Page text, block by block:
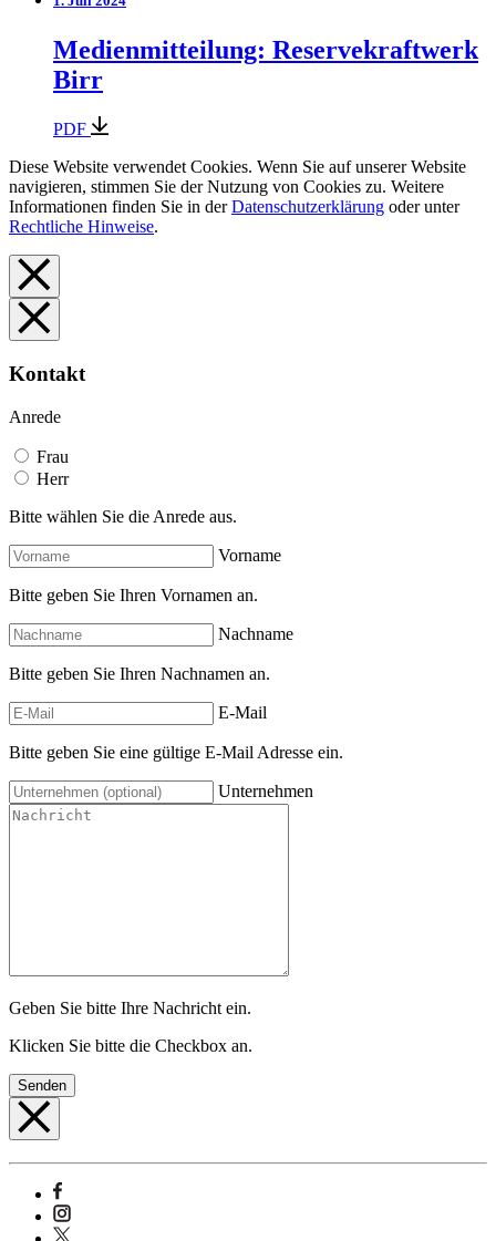
Medienmitteilung: Reservekraftwerk
Birr
PDF
Diese Website verwendet Cookies. Wenn Sie auf unserer Website
navigieren, stimmen Sie der Nutzung von Cookies zu. Weitere
Informationen finden Sie in derDatenschutzerklärung oder unter
Rechtliche Hinweise.
Kontakt
Anrede
Frau
Herr
Bitte wählen Sie die Anrede aus.
Vorname
Bitte geben Sie Ihren Vornamen an.
Nachname
Bitte geben Sie Ihren Nachnamen an.
E-Mail
Bitte geben Sie eine gültige E-Mail Adresse ein.
Unternehmen
Geben Sie bitte Ihre Nachricht ein.
Klicken Sie bitte die Checkbox an.
Senden